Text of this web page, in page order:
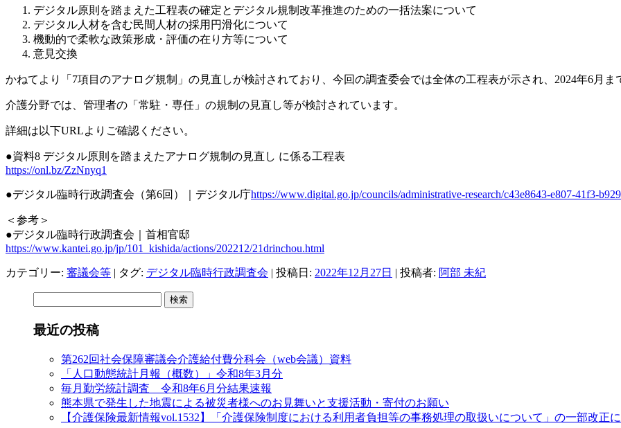
デジタル原則を踏まえた工程表の確定とデジタル規制改革推進のための一括法案について
デジタル人材を含む民間人材の採用円滑化について
機動的で柔軟な政策形成・評価の在り方等について
意見交換
かねてより「7項目のアナログ規制」の見直しが検討されており、今回の調査委会では全体の工程表が示され、2024年6月
介護分野では、管理者の「常駐・専任」の規制の見直し等が検討されています。
詳細は以下URLよりご確認ください。
●資料8 デジタル原則を踏まえたアナログ規制の見直し に係る工程表
https://onl.bz/ZzNnyq1
●デジタル臨時行政調査会（第6回） ｜デジタル庁https://www.digital.go.jp/councils/administrative-research/c43e8643-e807-41f3-
＜参考＞
●デジタル臨時行政調査会｜首相官邸
https://www.kantei.go.jp/jp/101_kishida/actions/202212/21drinchou.html
カテゴリー: 審議会等 | タグ: デジタル臨時行政調査会 | 投稿日: 2022年12月27日 | 投稿者: 阿部 未紀
最近の投稿
第262回社会保障審議会介護給付費分科会（web会議）資料
「人口動態統計月報（概数）」令和8年3月分
毎月勤労統計調査 令和8年6月分結果速報
熊本県で発生した地震による被災者様へのお見舞いと支援活動・寄付のお願い
【介護保険最新情報vol.1532】「介護保険制度における利用者負担等の事務処理の取扱いについて」の一部改正